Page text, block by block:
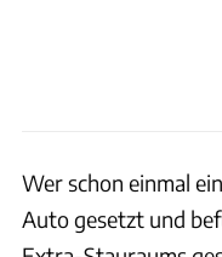
Wer schon einmal
Auto gesetzt und